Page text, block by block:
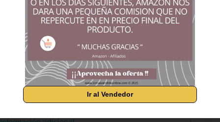
Alfombrilla de mesa desinfectable y resistente a salpicaduras,
lo que le permite eliminar al instante gérmenes o derrames
accidentales Modernice su entorno de trabajo con una
alfombrilla antideslizante y duradera que permite aprovechar
todo el espacio disponible, gracias a la protección duradera
para la mesa Con un deslizamiento rápido y preciso, garantiza
un deslizamiento silencioso que le ayuda a mantener la
concentración en el trabajo Costuras antidesgaste diseñadas
para más comodidad y larga vida útil Superficie y capa interior
de plástico 100% reciclado posconsumo Dimensiones 300mm
x 700mm
Ir al Vendedor